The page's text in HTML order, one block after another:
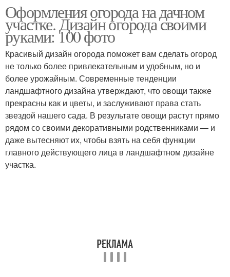
Грядки под культуры Умные грядки
Оформления огорода на дачном
участке. Дизайн огорода своими
руками: 100 фото
Красивый дизайн огорода поможет вам сделать огород
не только более привлекательным и удобным, но и
более урожайным. Современные тенденции
ландшафтного дизайна утверждают, что овощи также
прекрасны как и цветы, и заслуживают права стать
звездой нашего сада. В результате овощи растут прямо
рядом со своими декоративными родственниками — и
даже вытесняют их, чтобы взять на себя функции
главного действующего лица в ландшафтном дизайне
участка.